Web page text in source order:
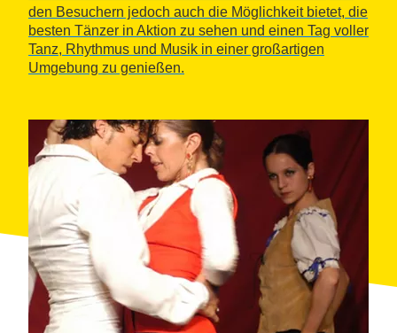
den Besuchern jedoch auch die Möglichkeit bietet, die
besten Tänzer in Aktion zu sehen und einen Tag voller
Tanz, Rhythmus und Musik in einer großartigen
Umgebung zu genießen.